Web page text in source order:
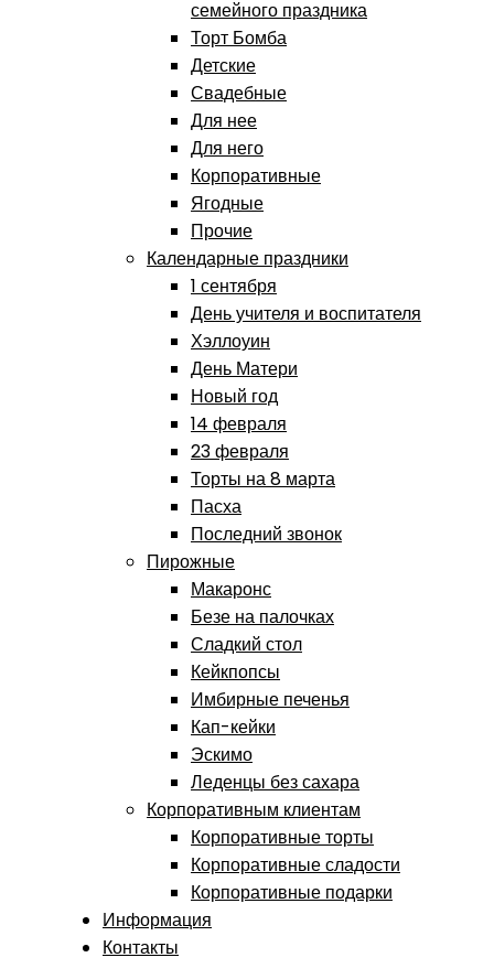
семейного праздника
Торт Бомба
Детские
Свадебные
Для нее
Для него
Корпоративные
Ягодные
Прочие
Календарные праздники
1 сентября
День учителя и воспитателя
Хэллоуин
День Матери
Новый год
14 февраля
23 февраля
Торты на 8 марта
Пасха
Последний звонок
Пирожные
Макаронс
Безе на палочках
Сладкий стол
Кейкпопсы
Имбирные печенья
Кап-кейки
Эскимо
Леденцы без сахара
Корпоративным клиентам
Корпоративные торты
Корпоративные сладости
Корпоративные подарки
Информация
Контакты